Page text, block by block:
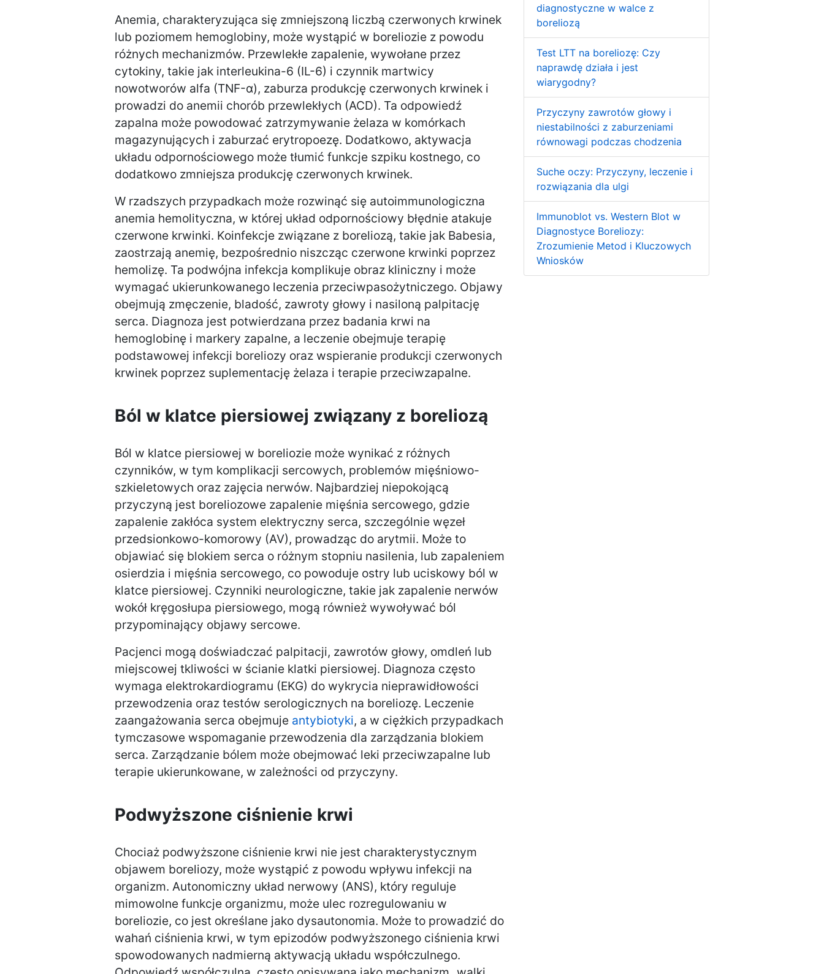
Anemia, charakteryzująca się zmniejszoną liczbą czerwonych krwinek
lub poziomem hemoglobiny, może wystąpić w boreliozie z powodu
różnych mechanizmów. Przewlekłe zapalenie, wywołane przez
cytokiny, takie jak interleukina-6 (IL-6) i czynnik martwicy
nowotworów alfa (TNF-α), zaburza produkcję czerwonych krwinek i
prowadzi do anemii chorób przewlekłych (ACD). Ta odpowiedź
zapalna może powodować zatrzymywanie żelaza w komórkach
magazynujących i zaburzać erytropoezę. Dodatkowo, aktywacja
układu odpornościowego może tłumić funkcje szpiku kostnego, co
dodatkowo zmniejsza produkcję czerwonych krwinek.
W rzadszych przypadkach może rozwinąć się autoimmunologiczna
anemia hemolityczna, w której układ odpornościowy błędnie atakuje
czerwone krwinki. Koinfekcje związane z boreliozą, takie jak Babesia,
zaostrzają anemię, bezpośrednio niszcząc czerwone krwinki poprzez
hemolizę. Ta podwójna infekcja komplikuje obraz kliniczny i może
wymagać ukierunkowanego leczenia przeciwpasożytniczego. Objawy
obejmują zmęczenie, bladość, zawroty głowy i nasiloną palpitację
serca. Diagnoza jest potwierdzana przez badania krwi na
hemoglobinę i markery zapalne, a leczenie obejmuje terapię
podstawowej infekcji boreliozy oraz wspieranie produkcji czerwonych
krwinek poprzez suplementację żelaza i terapie przeciwzapalne.
Ból w klatce piersiowej związany z boreliozą
Ból w klatce piersiowej w boreliozie może wynikać z różnych
czynników, w tym komplikacji sercowych, problemów mięśniowo-
szkieletowych oraz zajęcia nerwów. Najbardziej niepokojącą
przyczyną jest boreliozowe zapalenie mięśnia sercowego, gdzie
zapalenie zakłóca system elektryczny serca, szczególnie węzeł
przedsionkowo-komorowy (AV), prowadząc do arytmii. Może to
objawiać się blokiem serca o różnym stopniu nasilenia, lub zapaleniem
osierdzia i mięśnia sercowego, co powoduje ostry lub uciskowy ból w
klatce piersiowej. Czynniki neurologiczne, takie jak zapalenie nerwów
wokół kręgosłupa piersiowego, mogą również wywoływać ból
przypominający objawy sercowe.
Pacjenci mogą doświadczać palpitacji, zawrotów głowy, omdleń lub
miejscowej tkliwości w ścianie klatki piersiowej. Diagnoza często
wymaga elektrokardiogramu (EKG) do wykrycia nieprawidłowości
przewodzenia oraz testów serologicznych na boreliozę. Leczenie
zaangażowania serca obejmuje antybiotyki, a w ciężkich przypadkach
tymczasowe wspomaganie przewodzenia dla zarządzania blokiem
serca. Zarządzanie bólem może obejmować leki przeciwzapalne lub
terapie ukierunkowane, w zależności od przyczyny.
Podwyższone ciśnienie krwi
Chociaż podwyższone ciśnienie krwi nie jest charakterystycznym
objawem boreliozy, może wystąpić z powodu wpływu infekcji na
organizm. Autonomiczny układ nerwowy (ANS), który reguluje
mimowolne funkcje organizmu, może ulec rozregulowaniu w
boreliozie, co jest określane jako dysautonomia. Może to prowadzić do
wahań ciśnienia krwi, w tym epizodów podwyższonego ciśnienia krwi
spowodowanych nadmierną aktywacją układu współczulnego.
diagnostyczne w walce z
boreliozą
Test LTT na boreliozę: Czy
naprawdę działa i jest
wiarygodny?
Przyczyny zawrotów głowy i
niestabilności z zaburzeniami
równowagi podczas chodzenia
Suche oczy: Przyczyny, leczenie i
rozwiązania dla ulgi
Immunoblot vs. Western Blot w
Diagnostyce Boreliozy:
Zrozumienie Metod i Kluczowych
Wniosków